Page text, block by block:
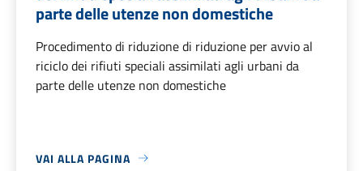
parte delle utenze non domestiche
Procedimento di riduzione di riduzione per avvio al
riciclo dei rifiuti speciali assimilati agli urbani da
parte delle utenze non domestiche
VAI ALLA PAGINA